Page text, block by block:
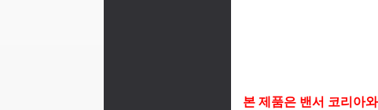
본 제품은 밴서 코리아